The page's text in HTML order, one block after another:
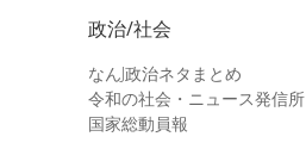
政治/社会
なんJ政治ネタまとめ
令和の社会・ニュース発信所
国家総動員報